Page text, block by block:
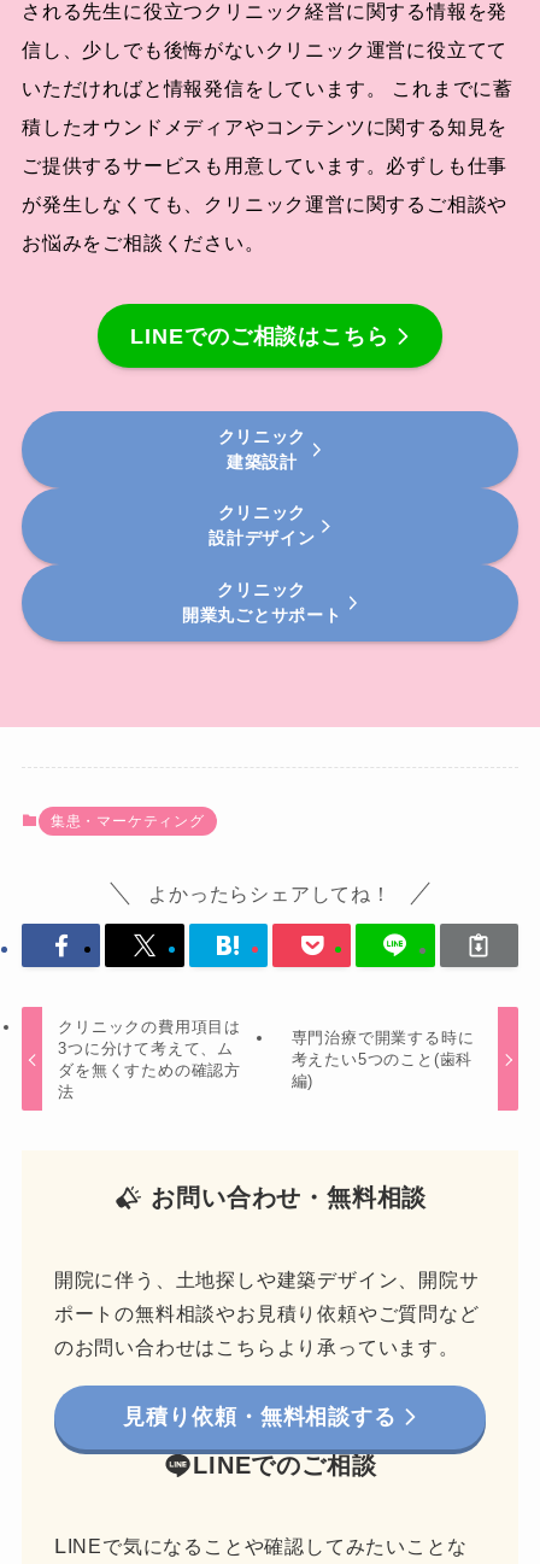
される先生に役立つクリニック経営に関する情報を発
信し、少しでも後悔がないクリニック運営に役立てて
いただければと情報発信をしています。 これまでに蓄
積したオウンドメディアやコンテンツに関する知見を
ご提供するサービスも用意しています。必ずしも仕事
が発生しなくても、クリニック運営に関するご相談や
お悩みをご相談ください。
LINEでのご相談はこちら
クリニック
建築設計
クリニック
設計デザイン
クリニック
開業丸ごとサポート
集患・マーケティング
よかったらシェアしてね！
クリニックの費用項目は
3つに分けて考えて、ム
ダを無くすための確認方
法
専門治療で開業する時に
考えたい5つのこと(歯科
編)
お問い合わせ・無料相談
開院に伴う、土地探しや建築デザイン、開院サ
ポートの無料相談やお見積り依頼やご質問など
のお問い合わせはこちらより承っています。
見積り依頼・無料相談する
LINEでのご相談
LINEで気になることや確認してみたいことな